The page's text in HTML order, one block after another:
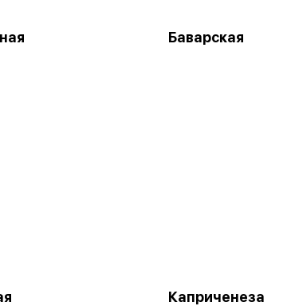
Баварская
Каприченеза